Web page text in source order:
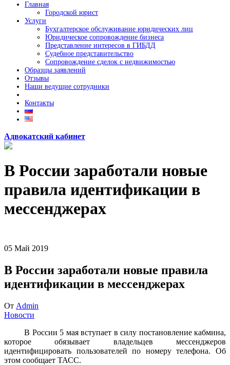
Главная
Городской юрист
Услуги
Бухгалтерское обслуживание юридических лиц
Юридическое сопровождение бизнеса
Представление интересов в ГИБДД
Судебное представительство
Сопровождение сделок с недвижимостью
Образцы заявлений
Отзывы
Наши ведущие сотрудники
Контакты
Адвокатский кабинет
В России заработали новые
правила идентификации в
мессенджерах
05 Май 2019
В России заработали новые правила
идентификации в мессенджерах
От Admin
Новости
В России 5 мая вступает в силу постановление кабмина,
которое обязывает владельцев мессенджеров
идентифицировать пользователей по номеру телефона. Об
этом сообщает ТАСС.